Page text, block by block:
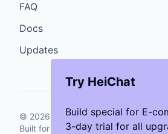
Try HeiChat
Build special for E-
3-day trial for all
FAQ
Docs
Updates
© 2026 GenCybers Inc. All rights
Built for storefronts that want faster